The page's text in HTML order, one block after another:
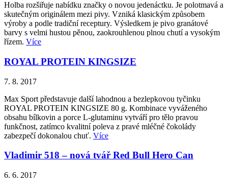
Holba rozšiřuje nabídku značky o novou jedenáctku. Je polotmavá a
skutečným originálem mezi pivy. Vzniká klasickým způsobem
výroby a podle tradiční receptury. Výsledkem je pivo granátové
barvy s velmi hustou pěnou, zaokrouhlenou plnou chutí a vysokým
řízem. Více
ROYAL PROTEIN KINGSIZE
7. 8. 2017
Max Sport představuje další lahodnou a bezlepkovou tyčinku
ROYAL PROTEIN KINGSIZE 80 g. Kombinace vyváženého
obsahu bílkovin a porce L-glutaminu vytváří pro tělo pravou
funkčnost, zatímco kvalitní poleva z pravé mléčné čokolády
zabezpečí dokonalou chuť. Více
Vladimir 518 – nová tvář Red Bull Hero Can
6. 6. 2017